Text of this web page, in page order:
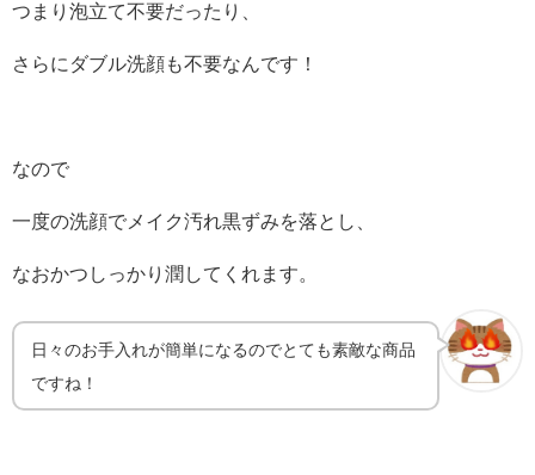
つまり泡立て不要だったり、
さらにダブル洗顔も不要なんです！
なので
一度の洗顔でメイク汚れ黒ずみを落とし、
なおかつしっかり潤してくれます。
日々のお手入れが簡単になるのでとても素敵な商品
ですね！